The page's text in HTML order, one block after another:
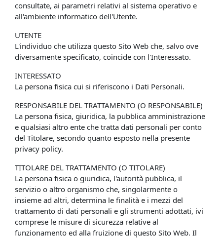
consultate, ai parametri relativi al sistema operativo e
all'ambiente informatico dell'Utente.
UTENTE
L'individuo che utilizza questo Sito Web che, salvo ove
diversamente specificato, coincide con l'Interessato.
INTERESSATO
La persona fisica cui si riferiscono i Dati Personali.
RESPONSABILE DEL TRATTAMENTO (O RESPONSABILE)
La persona fisica, giuridica, la pubblica amministrazione
e qualsiasi altro ente che tratta dati personali per conto
del Titolare, secondo quanto esposto nella presente
privacy policy.
TITOLARE DEL TRATTAMENTO (O TITOLARE)
La persona fisica o giuridica, l'autorità pubblica, il
servizio o altro organismo che, singolarmente o
insieme ad altri, determina le finalità e i mezzi del
trattamento di dati personali e gli strumenti adottati, ivi
comprese le misure di sicurezza relative al
funzionamento ed alla fruizione di questo Sito Web. Il